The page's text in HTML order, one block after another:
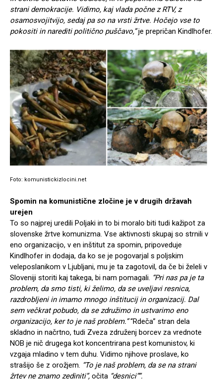
strani demokracije. Vidimo, kaj vlada počne z RTV, z
osamosvojitvijo, sedaj pa so na vrsti žrtve. Hočejo vse to
pokositi in narediti politično puščavo,”je prepričan Kindlhofer.
Foto: komunistickizlocini.net
Spomin na komunistične zločine je v drugih državah
urejen
To so najprej uredili Poljaki in to bi moralo biti tudi kažipot za
slovenske žrtve komunizma. Vse aktivnosti skupaj so strnili v
eno organizacijo, v en inštitut za spomin, pripoveduje
Kindlhofer in dodaja, da ko se je pogovarjal s poljskim
veleposlanikom v Ljubljani, mu je ta zagotovil, da če bi želeli v
Sloveniji storiti kaj takega, bi nam pomagali. “Pri nas pa je ta
problem, da smo tisti, ki želimo, da se uveljavi resnica,
razdrobljeni in imamo mnogo inštitucij in organizacij. Dal
sem večkrat pobudo, da se združimo in ustvarimo eno
organizacijo, ker to je naš problem.”“Rdeča” stran dela
skladno in načrtno, tudi Zveza združenj borcev za vrednote
NOB je nič drugega kot koncentrirana pest komunistov, ki
vzgaja mladino v tem duhu. Vidimo njihove proslave, ko
strašijo še z orožjem. “To je naš problem, da se na strani
žrtev ne znamo zediniti”, očita “desnici””.